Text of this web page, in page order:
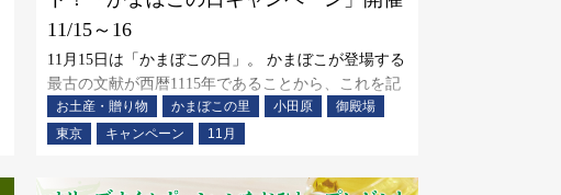
11/15～16
11月15日は「かまぼこの日」。 かまぼこが登場する
最古の文献が西暦1115年であることから、これを記
念して11月15日が「かまぼこの日」となりました。
「かまぼこの日」を記念して、鈴廣かまぼこでお買
「保冷トートバッグ」をプレゼントいたします。こ
お土産・贈り物 かまぼこの里 小田原
御殿場
東京
キャンペーン 11月